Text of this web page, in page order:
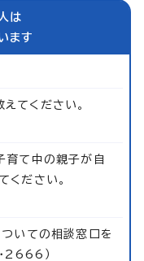
は
ます
てください。
育て中の親子が自
ください。
ついての相談窓口を
2666）